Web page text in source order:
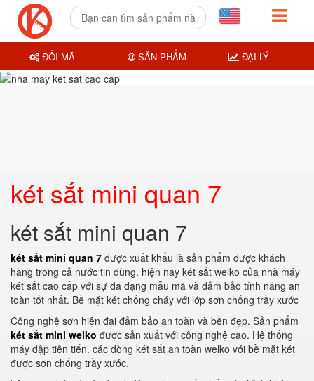
két sắt mini quan 7
két sắt mini quan 7
két sắt mini quan 7 được xuất khẩu là sản phẩm được khách
hàng trong cả nước tin dùng. hiện nay két sắt welko của nhà máy
két sắt cao cấp với sự đa dạng mẫu mã và đảm bảo tính năng an
toàn tốt nhất. Bề mặt két chống cháy với lớp sơn chống trầy xước
Công nghệ sơn hiện đại đảm bảo an toàn và bền đẹp. Sản phẩm
két sắt mini welko được sản xuất với công nghệ cao. Hệ thống
máy dập tiên tiến. các dòng két sắt an toàn welko với bề mặt két
được sơn chống trầy xước.
ĐỔI MÃ SẢN PHẨM ĐẠI LÝ